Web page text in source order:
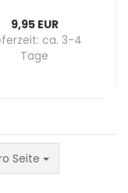
9,95 EUR
ca. 3-4
Tage
Seite